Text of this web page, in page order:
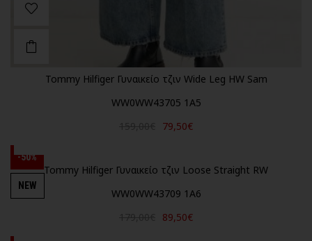
Tommy Hilfiger Γυναικείο τζιν Wide Leg HW Sam
WW0WW43705 1A5
79,50€
-50%
NEW
Tommy Hilfiger Γυναικείο τζιν Loose Straight RW
WW0WW43709 1A6
89,50€